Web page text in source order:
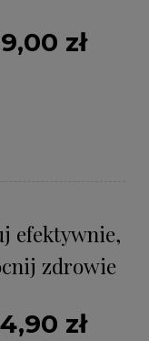
zł
efektywnie,
zdrowie
zł